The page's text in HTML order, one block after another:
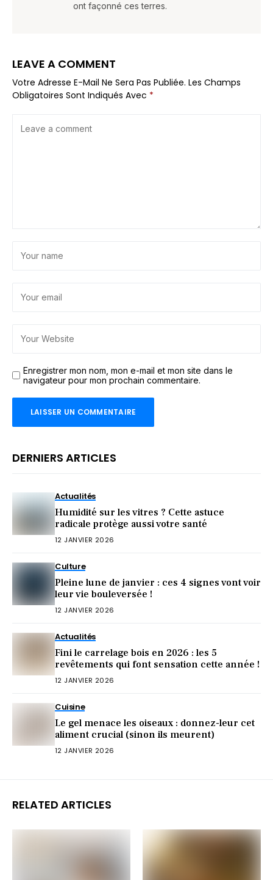
ont façonné ces terres.
LEAVE A COMMENT
Votre Adresse E-Mail Ne Sera Pas Publiée. Les Champs
Obligatoires Sont Indiqués Avec *
Enregistrer mon nom, mon e-mail et mon site dans le
navigateur pour mon prochain commentaire.
DERNIERS ARTICLES
Actualités
Humidité sur les vitres ? Cette astuce
radicale protège aussi votre santé
12 JANVIER 2026
Culture
Pleine lune de janvier : ces 4 signes vont voir
leur vie bouleversée !
12 JANVIER 2026
Actualités
Fini le carrelage bois en 2026 : les 5
revêtements qui font sensation cette année !
12 JANVIER 2026
Cuisine
Le gel menace les oiseaux : donnez-leur cet
aliment crucial (sinon ils meurent)
12 JANVIER 2026
RELATED ARTICLES